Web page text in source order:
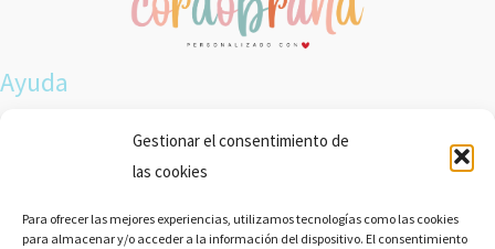
Gestionar el consentimiento de
las cookies
Para ofrecer las mejores experiencias, utilizamos tecnologías como las cookies
para almacenar y/o acceder a la información del dispositivo. El consentimiento
Ayuda
Envíos y devoluciones
Condiciones de compra
Enlaces legales